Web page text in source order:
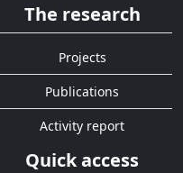
The research
Projects
Publications
Activity report
Quick access